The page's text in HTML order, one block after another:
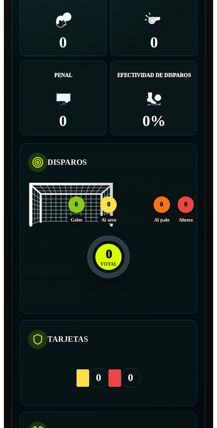
0 0
PENAL
0
EFECTIVIDAD DE DISPAROS
0%
DISPAROS
0
Goles
0
Al arco
0
Al palo
0
Afuera
0
TOTAL
TARJETAS
0 0